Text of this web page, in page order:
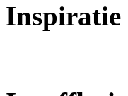
Inspiratie